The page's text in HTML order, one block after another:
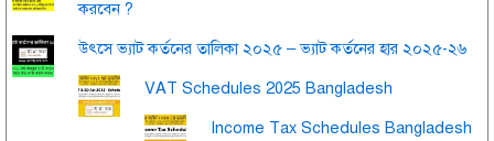
করবেন ?
উৎসে ভ্যাট কর্তনের তালিকা ২০২৫ – ভ্যাট কর্তনের হার ২০২৫-২৬
VAT Schedules 2025 Bangladesh
Income Tax Schedules Bangladesh